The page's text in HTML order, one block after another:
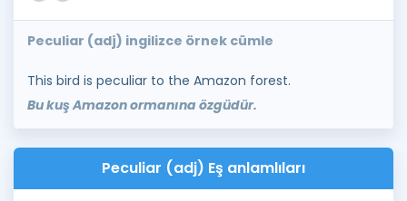
Peculiar (adj) ingilizce örnek cümle
This bird is peculiar to the Amazon forest.
Bu kuş Amazon ormanına özgüdür.
Peculiar (adj) Eş anlamlıları